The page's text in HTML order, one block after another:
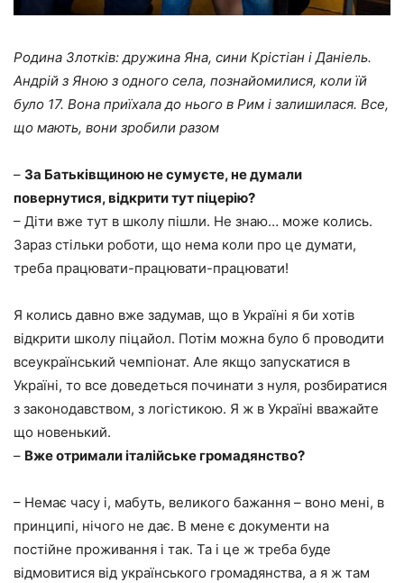
Родина Злотків: дружина Яна, сини Крістіан і Даніель.
Андрій з Яною з одного села, познайомилися, коли їй
було 17. Вона приїхала до нього в Рим і залишилася. Все,
що мають, вони зробили разом
– За Батьківщиною не сумуєте, не думали
повернутися, відкрити тут піцерію?
– Діти вже тут в школу пішли. Не знаю… може колись.
Зараз стільки роботи, що нема коли про це думати,
треба працювати-працювати-працювати!
Я колись давно вже задумав, що в Україні я би хотів
відкрити школу піцайол. Потім можна було б проводити
всеукраїнський чемпіонат. Але якщо запускатися в
Україні, то все доведеться починати з нуля, розбиратися
з законодавством, з логістикою. Я ж в Україні вважайте
що новенький.
– Вже отримали італійське громадянство?
– Немає часу і, мабуть, великого бажання – воно мені, в
принципі, нічого не дає. В мене є документи на
постійне проживання і так. Та і це ж треба буде
відмовитися від українського громадянства, а я ж там